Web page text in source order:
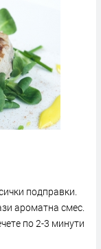
подправки.
ароматна смес.
по 2-3 минути